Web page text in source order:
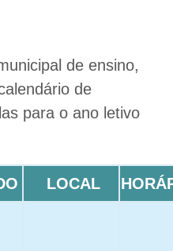
de ensino,
de
para o ano letivo
LOCAL